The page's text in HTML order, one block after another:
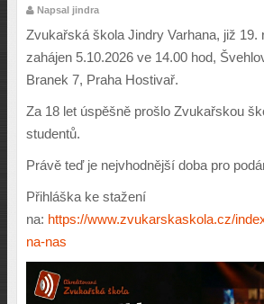
Napsal jindra
Zvukařská škola Jindry Varhana, již 19.
zahájen 5.10.2026 ve 14.00 hod,
Branek 7, Praha Hostivař.
Za 18 let úspěšně prošlo Zvukařskou
studentů.
Právě teď je nejvhodnější doba pro
Přihláška ke stažení
na: https://www.zvukarskaskola.cz/
na-nas